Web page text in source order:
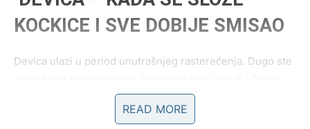
KOCKICE I SVE DOBIJE SMISAO
Devica ulazi u period unutrašnjeg rasterećenja. Dugo ste
sumnjali u sebe. Sada dolazi trenutak kada shvatate da ne
morate sve da kontrolišete – neke stvari se slažu same
READ MORE